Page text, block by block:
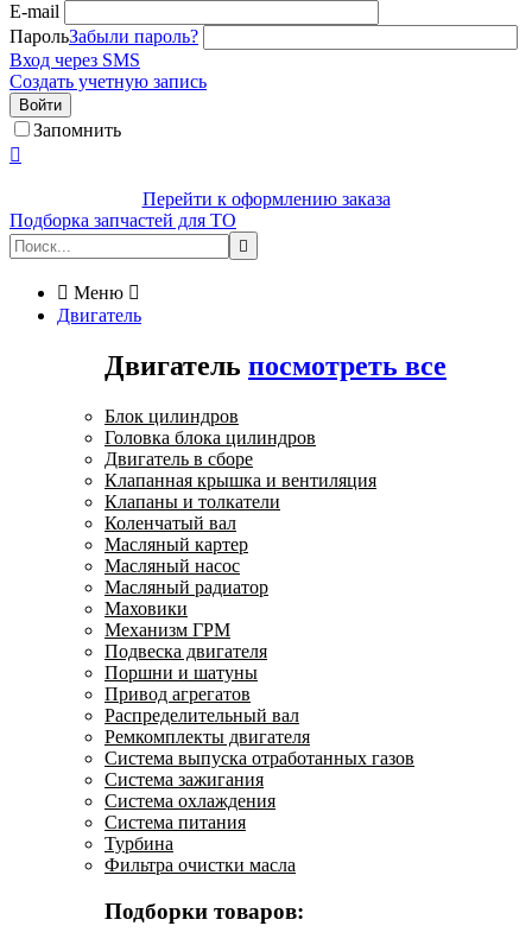
E-mail
ПарольЗабыли пароль?
Вход через SMS
Создать учетную запись
Войти
Запомнить

Перейти к оформлению заказа
Подборка запчастей для ТО

 Меню 
Двигатель
Двигатель посмотреть все
Блок цилиндров
Головка блока цилиндров
Двигатель в сборе
Клапанная крышка и вентиляция
Клапаны и толкатели
Коленчатый вал
Масляный картер
Масляный насос
Масляный радиатор
Маховики
Механизм ГРМ
Подвеска двигателя
Поршни и шатуны
Привод агрегатов
Распределительный вал
Ремкомплекты двигателя
Система выпуска отработанных газов
Система зажигания
Система охлаждения
Система питания
Турбина
Фильтра очистки масла
Подборки товаров: